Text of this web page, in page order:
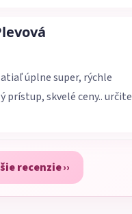
je 5 z 5 hviezdičiek.
úplne super, rýchle
prístup, skvelé ceny.. určite
recenzie